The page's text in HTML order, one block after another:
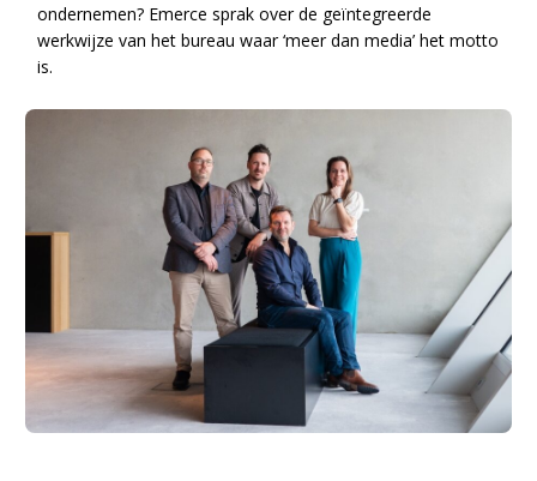
ondernemen? Emerce sprak over de geïntegreerde
werkwijze van het bureau waar ‘meer dan media’ het motto
is.